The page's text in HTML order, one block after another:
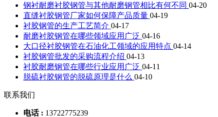
钢衬耐磨衬胶钢管与其他耐磨钢管相比有何不同 04-20
直缝衬胶钢管厂家如何保障产品质量 04-19
衬胶钢管的生产工艺简介 04-17
耐磨衬胶钢管在哪些领域应用广泛 04-16
大口径衬胶钢管在石油化工领域的应用特点 04-14
衬胶钢管批发的采购流程介绍 04-13
衬胶耐磨钢管在哪些行业应用广泛 04-11
脱硫衬胶钢管的脱硫原理是什么 04-10
联系我们
电话 : 13722775239